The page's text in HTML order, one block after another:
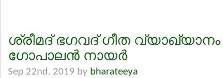
ശ്രീമദ് ഭഗവദ് ഗീത വ്യാഖ്യാനം
ഗോപാലന്‍ നായര്‍
Sep 22nd, 2019 by bharateeya